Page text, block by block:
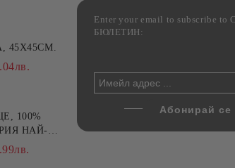
,
Комплект за алкохолни
45X45СМ.
100%
НАЙ-
БАБА ,
Enter your email to subscribe
БЮЛЕТИН: